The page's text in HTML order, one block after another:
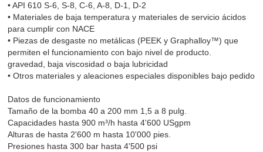
• API 610 S-6, S-8, C-6, A-8, D-1, D-2
• Materiales de baja temperatura y materiales de servicio ácidos
para cumplir con NACE
• Piezas de desgaste no metálicas (PEEK y Graphalloy™) que
permiten el funcionamiento con bajo nivel de producto.
gravedad, baja viscosidad o baja lubricidad
• Otros materiales y aleaciones especiales disponibles bajo pedido
Datos de funcionamiento
Tamaño de la bomba 40 a 200 mm 1,5 a 8 pulg.
Capacidades hasta 900 m³/h hasta 4'600 USgpm
Alturas de hasta 2'600 m hasta 10'000 pies.
Presiones hasta 300 bar hasta 4'500 psi